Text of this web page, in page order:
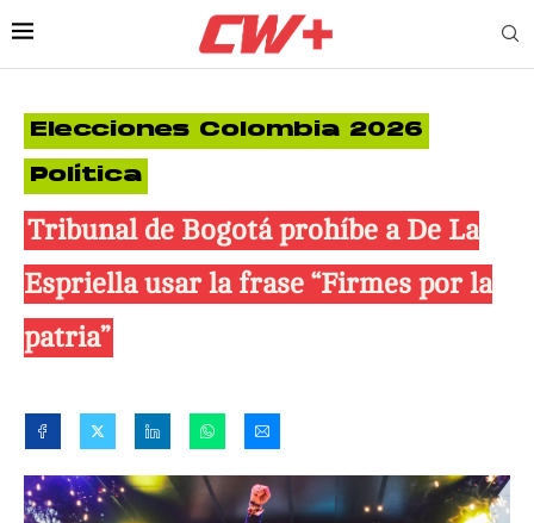
Elecciones Colombia 2026
Política
Tribunal de Bogotá prohíbe a De La
Espriella usar la frase “Firmes por la
patria”